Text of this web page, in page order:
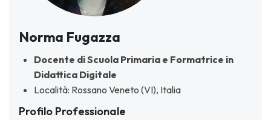
Norma Fugazza
Docente di Scuola Primaria e Formatrice in
Didattica Digitale
Località: Rossano Veneto (VI), Italia
Profilo Professionale